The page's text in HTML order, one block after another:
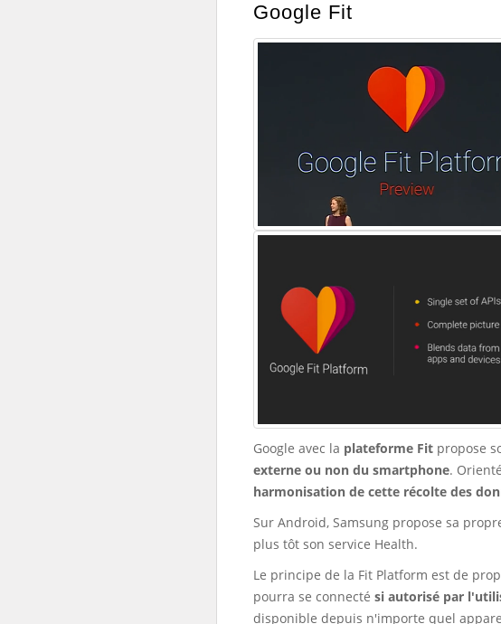
Google Fit
Google avec la plateforme Fit propose
externe ou non du smartphone.
harmonisation de cette récolte des
Sur Android, Samsung propose sa
plus tôt son service Health.
Le principe de la Fit Platform est de
pourra se connecté si autorisé par
disponible depuis n'importe quel